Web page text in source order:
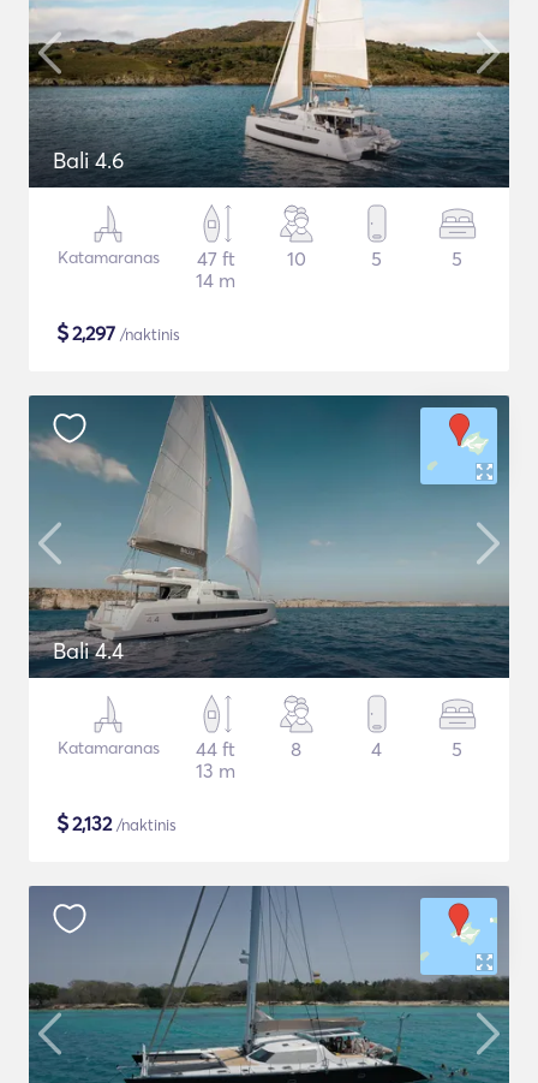
Bali 4.6
Katamaranas
47 ft
14 m
10 5 5
$2,297 /naktinis
Bali 4.4
Katamaranas
44 ft
13 m
8 4 5
$2,132/naktinis